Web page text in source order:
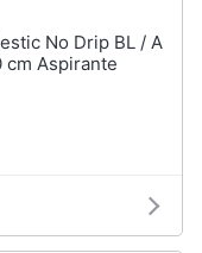
No Drip BL / A
cm Aspirante